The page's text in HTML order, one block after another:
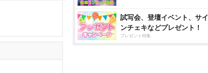
試写会、登壇イベント、サイ
ンチェキなどプレゼント！
プレゼント特集